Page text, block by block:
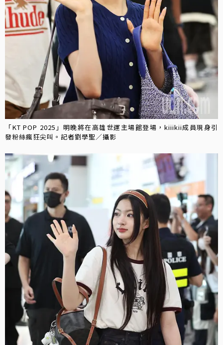
「KT POP 2025」明晚將在高雄世運主場館登場，kiiikii成員現身引
發粉絲瘋狂尖叫。記者劉學聖／攝影